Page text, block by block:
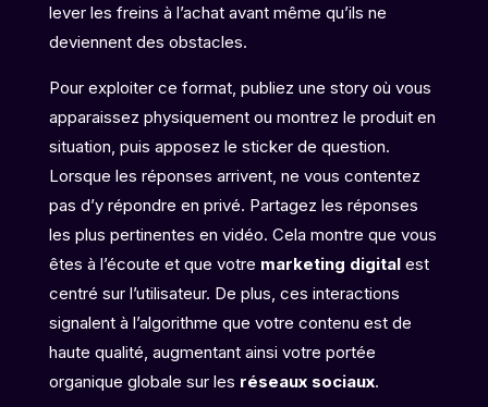
lever les freins à l’achat avant même qu’ils ne
deviennent des obstacles.
Pour exploiter ce format, publiez une story où vous
apparaissez physiquement ou montrez le produit en
situation, puis apposez le sticker de question.
Lorsque les réponses arrivent, ne vous contentez
pas d’y répondre en privé. Partagez les réponses
les plus pertinentes en vidéo. Cela montre que vous
êtes à l’écoute et que votre marketing digitalest
centré sur l’utilisateur. De plus, ces interactions
signalent à l’algorithme que votre contenu est de
haute qualité, augmentant ainsi votre portée
organique globale sur les réseaux sociaux.